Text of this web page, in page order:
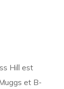
Hill est
et B-